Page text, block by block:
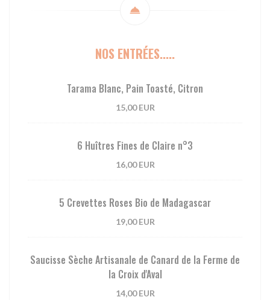
NOS ENTRÉES.....
Tarama Blanc, Pain Toasté, Citron
15,00 EUR
6 Huîtres Fines de Claire n°3
16,00 EUR
5 Crevettes Roses Bio de Madagascar
19,00 EUR
Saucisse Sèche Artisanale de Canard de la Ferme de
la Croix d'Aval
14,00 EUR